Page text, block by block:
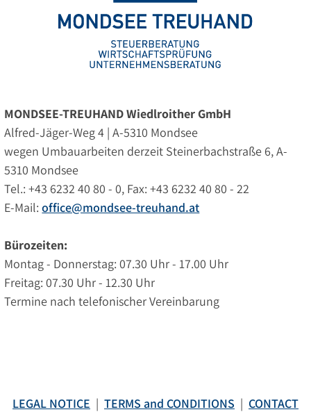
MONDSEE-TREUHAND Wiedlroither GmbH
Alfred-Jäger-Weg 4 | A-5310 Mondsee
wegen Umbauarbeiten derzeit Steinerbachstraße 6, A-
5310 Mondsee
Tel.: +43 6232 40 80 - 0, Fax: +43 6232 40 80 - 22
E-Mail:office@mondsee-treuhand.at
Bürozeiten:
Montag - Donnerstag: 07.30 Uhr - 17.00 Uhr
Freitag: 07.30 Uhr - 12.30 Uhr
Termine nach telefonischer Vereinbarung
LEGAL NOTICE | TERMS and CONDITIONS | CONTACT